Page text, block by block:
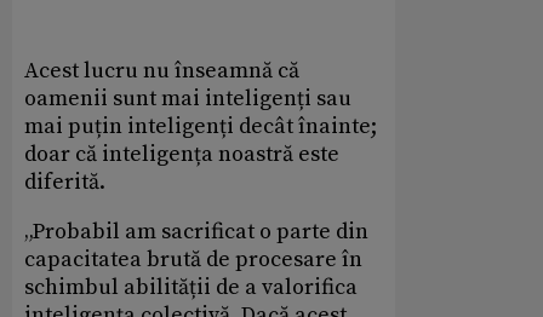
Acest lucru nu înseamnă că
oamenii sunt mai inteligenți sau
mai puțin inteligenți decât înainte;
doar că inteligența noastră este
diferită.
„Probabil am sacrificat o parte din
capacitatea brută de procesare în
schimbul abilității de a valorifica